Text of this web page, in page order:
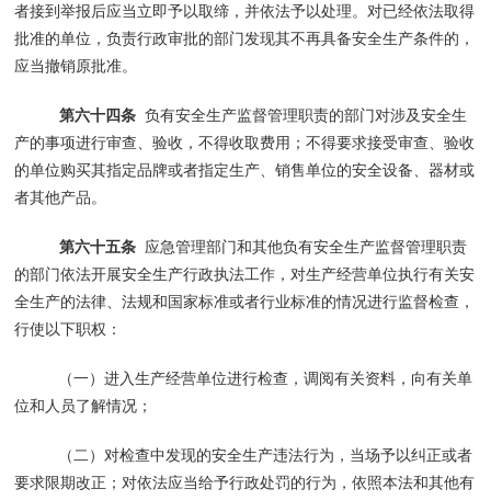
者接到举报后应当立即予以取缔，并依法予以处理。对已经依法取得
批准的单位，负责行政审批的部门发现其不再具备安全生产条件的，
应当撤销原批准。
第六十四条负有安全生产监督管理职责的部门对涉及安全生
产的事项进行审查、验收，不得收取费用；不得要求接受审查、验收
的单位购买其指定品牌或者指定生产、销售单位的安全设备、器材或
者其他产品。
第六十五条应急管理部门和其他负有安全生产监督管理职责
的部门依法开展安全生产行政执法工作，对生产经营单位执行有关安
全生产的法律、法规和国家标准或者行业标准的情况进行监督检查，
行使以下职权：
（一）进入生产经营单位进行检查，调阅有关资料，向有关单
位和人员了解情况；
（二）对检查中发现的安全生产违法行为，当场予以纠正或者
要求限期改正；对依法应当给予行政处罚的行为，依照本法和其他有